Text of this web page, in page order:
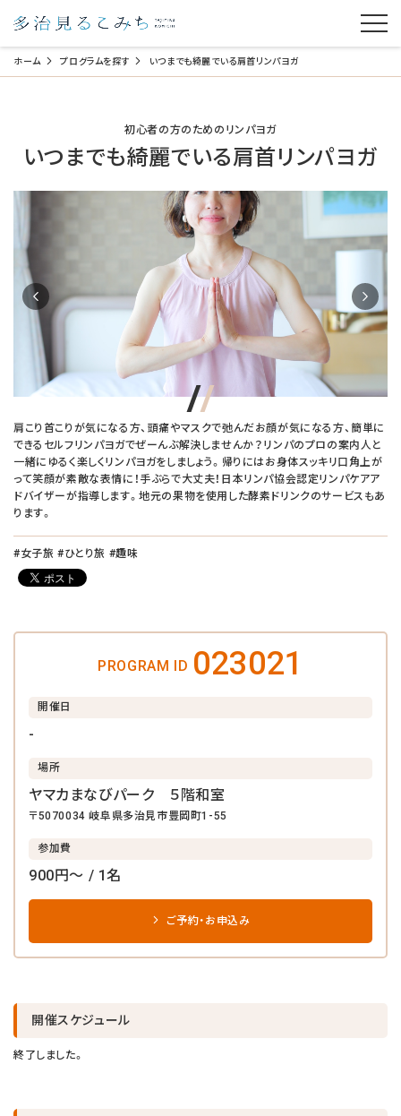
ホーム プログラムを探す いつまでも綺麗でいる肩首リンパヨガ
初心者の方のためのリンパヨガ
いつまでも綺麗でいる肩首リンパヨガ
肩こり首こりが気になる方、頭痛やマスクで弛んだお顔が気になる方、簡単に
できるセルフリンパヨガでぜーんぶ解決しませんか？リンパのプロの案内人と
一緒にゆるく楽しくリンパヨガをしましょう。帰りにはお身体スッキリ口角上が
って笑顔が素敵な表情に！手ぶらで大丈夫！日本リンパ協会認定リンパケアア
ドバイザーが指導します。地元の果物を使用した酵素ドリンクのサービスもあ
ります。
#女子旅 #ひとり旅 #趣味
PROGRAM ID 023021
開催日
-
場所
ヤマカまなびパーク ５階和室
〒5070034 岐阜県多治見市豊岡町1-55
参加費
900円～ / 1名
ご予約・お申込み
開催スケジュール
終了しました。